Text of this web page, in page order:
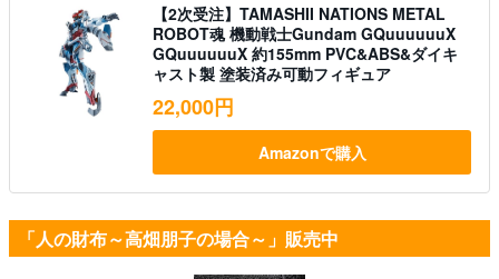
【2次受注】TAMASHII NATIONS METAL
ROBOT魂 機動戦士Gundam GQuuuuuuX
GQuuuuuuX 約155mm PVC&ABS&ダイキ
ャスト製 塗装済み可動フィギュア
22,000円
Amazonで購入
「人の財布～高畑朋子の場合～」販売中